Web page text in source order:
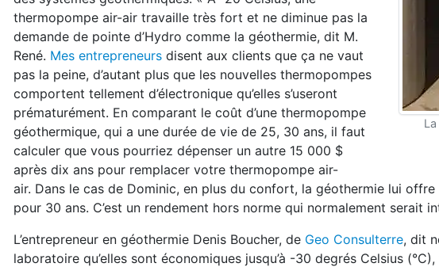
thermopompe air-air travaille très fort et ne diminue pas la
demande de pointe d’Hydro comme la géothermie, dit M.
René. Mes entrepreneurs disent aux clients que ça ne vaut
pas la peine, d’autant plus que les nouvelles thermopompes
comportent tellement d’électronique qu’elles s’useront
prématurément. En comparant le coût d’une thermopompe
géothermique, qui a une durée de vie de 25, 30 ans, il faut
calculer que vous pourriez dépenser un autre 15 000 $
après dix ans pour remplacer votre thermopompe air-
air. Dans le cas de Dominic, en plus du confort, la géothermie lui offre
pour 30 ans. C’est un rendement hors norme qui normalement serait
L’entrepreneur en géothermie Denis Boucher, de Geo Consulterre, dit
laboratoire qu’elles sont économiques jusqu’à -30 degrés Celsius (°